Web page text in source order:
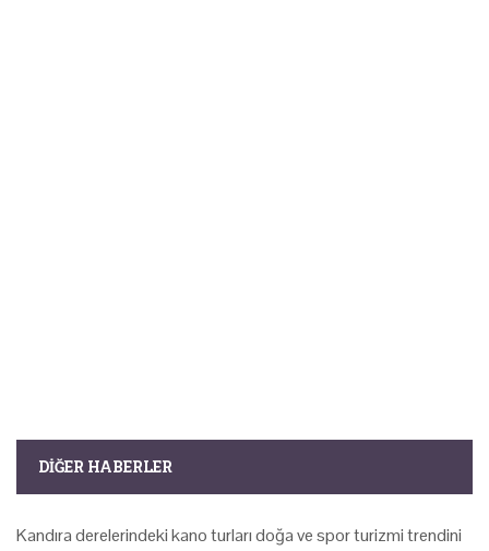
DIĞER HABERLER
Kandıra derelerindeki kano turları doğa ve spor turizmi trendini